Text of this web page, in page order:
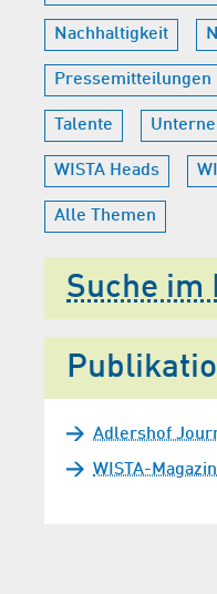
Nachhaltigkeit
Pressemitteilungen
Talente
WISTA Heads
Alle Themen
Suche im
Adlershof
WISTA-